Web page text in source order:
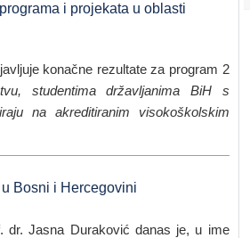
i projekata u oblasti
konačne rezultate za program 2
studentima državljanima BiH s
na akreditiranim visokoškolskim
Bosni i Hercegovini
dr. Jasna Duraković danas je, u ime